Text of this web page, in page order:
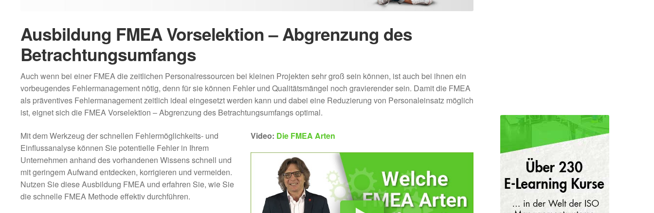
Ausbildung FMEA Vorselektion – Abgrenzung des
Betrachtungsumfangs
Auch wenn bei einer FMEA die zeitlichen Personalressourcen bei kleinen Projekten sehr groß sein können, ist auch bei ihnen ein
vorbeugendes Fehlermanagement nötig, denn für sie können Fehler und Qualitätsmängel noch gravierender sein. Damit die FMEA
als präventives Fehlermanagement zeitlich ideal eingesetzt werden kann und dabei eine Reduzierung von Personaleinsatz möglich
ist, eignet sich die FMEA Vorselektion – Abgrenzung des Betrachtungsumfangs optimal.
Mit dem Werkzeug der schnellen Fehlermöglichkeits- und
Einflussanalyse können Sie potentielle Fehler in Ihrem
Unternehmen anhand des vorhandenen Wissens schnell und
mit geringem Aufwand entdecken, korrigieren und vermeiden.
Nutzen Sie diese Ausbildung FMEA und erfahren Sie, wie Sie
die schnelle FMEA Methode effektiv durchführen.
Video: Die FMEA Arten